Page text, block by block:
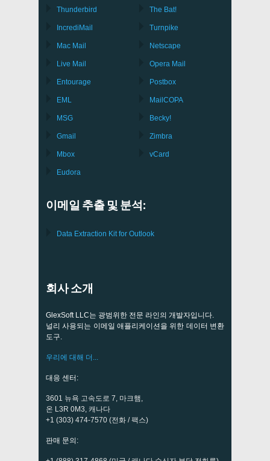
Thunderbird
IncrediMail
Mac Mail
Live Mail
Entourage
EML
MSG
Gmail
Mbox
Eudora
The Bat!
Turnpike
Netscape
Opera Mail
Postbox
MailCOPA
Becky!
Zimbra
vCard
이메일 추출 및 분석:
Data Extraction Kit for Outlook
회사 소개
GlexSoft LLC는 광범위한 전문 라인의 개발자입니다.
널리 사용되는 이메일 애플리케이션을 위한 데이터 변환
도구.
우리에 대해 더...
대응 센터:
3601 뉴욕 고속도로 7, 마크햄,
온 L3R 0M3, 캐나다
+1 (303) 474-7570 (전화 / 팩스)
판매 문의: